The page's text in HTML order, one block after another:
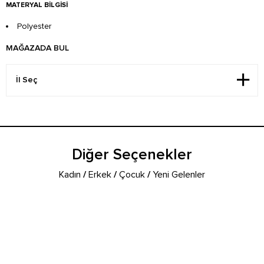
MATERYAL BILGISI
Polyester
MAĞAZADA BUL
Diğer Seçenekler
Kadın /Erkek /Çocuk /Yeni Gelenler